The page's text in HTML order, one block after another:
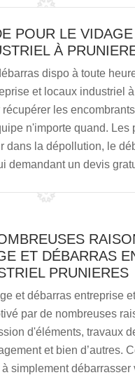
POUR LE
À
dispo à toute
et locaux industriel
les
n'importe quand.
dans la dépollution, le
demandant un devis
ET DÉBARRAS
PRUNIERES
et débarras entreprise
par de nombreuses
d'éléments, travaux
et bien d’autres.
simplement